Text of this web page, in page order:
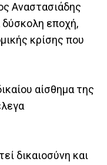
Αναστασιάδης
δύσκολη εποχή,
κρίσης που
αίσθημα της
δικαιοσύνη και